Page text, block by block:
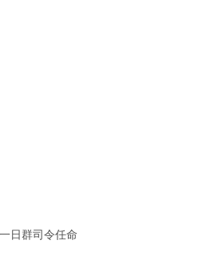
日群司令任命